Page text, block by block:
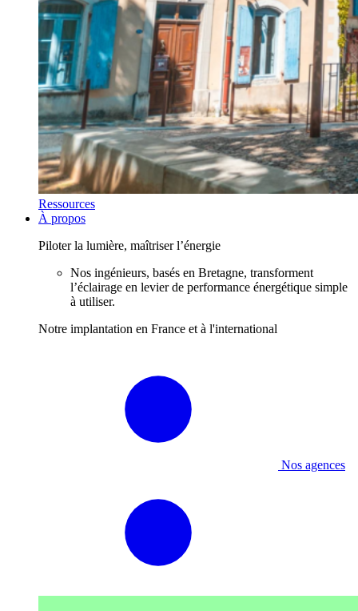
Ressources
À propos
Piloter la lumière, maîtriser l’énergie
Nos ingénieurs, basés en Bretagne, transforment
l’éclairage en levier de performance énergétique simple
à utiliser.
Notre implantation en France et à l'international
Nos agences